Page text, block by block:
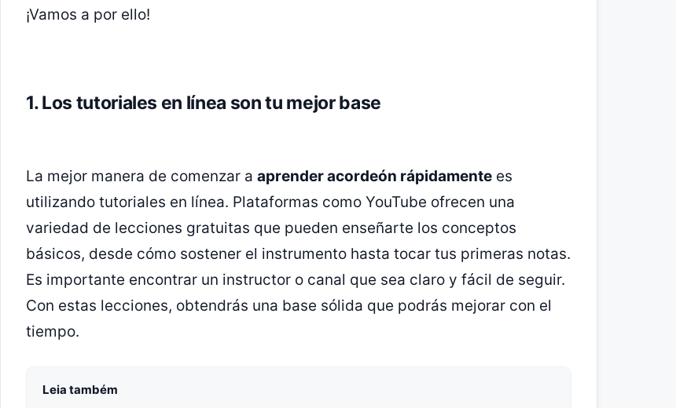
¡Vamos a por ello!
1. Los tutoriales en línea son tu mejor base
La mejor manera de comenzar a aprender acordeón rápidamente es
utilizando tutoriales en línea. Plataformas como YouTube ofrecen una
variedad de lecciones gratuitas que pueden enseñarte los conceptos
básicos, desde cómo sostener el instrumento hasta tocar tus primeras notas.
Es importante encontrar un instructor o canal que sea claro y fácil de seguir.
Con estas lecciones, obtendrás una base sólida que podrás mejorar con el
tiempo.
Leia também